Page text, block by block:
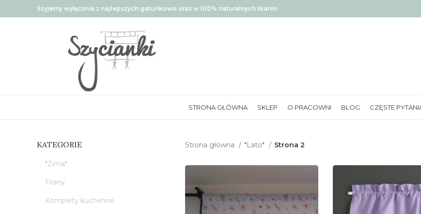
Szyjemy wyłącznie z najlepszych gatunkowo oraz w 100% naturalnych tkanin
STRONA GŁÓWNA SKLEP O PRACOWNI BLOG CZĘSTE
KATEGORIE
*Zima*
Firany
Komplety kuchenne
Strona główna *Lato* Strona 2